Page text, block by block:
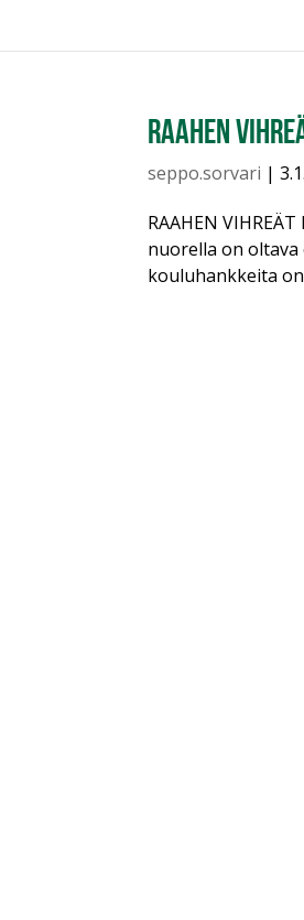
Raahen
seppo.sorvari |
RAAHEN
nuorella on oltava
kouluhankkeita